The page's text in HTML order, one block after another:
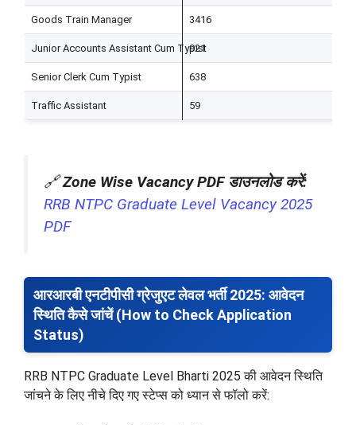
Goods Train Manager 3416
Junior Accounts Assistant Cum Typist
921
Senior Clerk Cum Typist 638
Traffic Assistant 59
🔗Zone Wise Vacancy PDF डाउनलोड करें:
RRB NTPC Graduate Level Vacancy 2025
PDF
आरआरबी एनटीपीसी ग्रेजुएट लेवल भर्ती 2025: आवेदन
स्थिति कैसे जांचें (How to Check Application
Status)
RRB NTPC Graduate Level Bharti 2025 की आवेदन स्थिति
जांचने के लिए नीचे दिए गए स्टेप्स को ध्यान से फॉलो करें: